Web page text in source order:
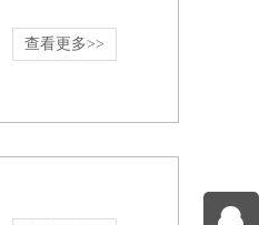
查看更多>>